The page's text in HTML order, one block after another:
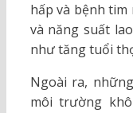
hấp và bệnh tim
và năng suất
như tăng tuổi
Ngoài ra,
môi trường